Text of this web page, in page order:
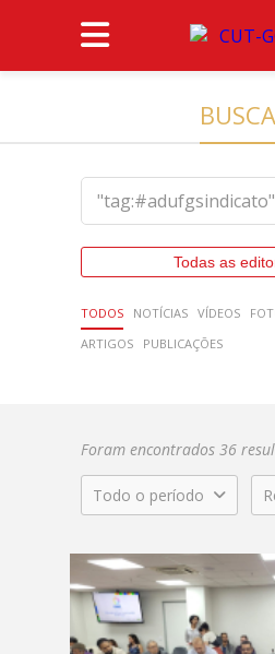
Todas as
TODOS NOTÍCIAS VÍDEOS
ARTIGOS
PUBLICAÇÕES
Foram encontrados 36
Todo o período